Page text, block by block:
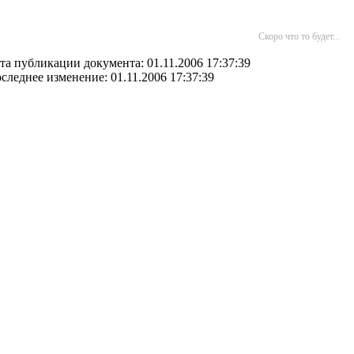
Скоро что то будет...
публикации документа: 01.11.2006 17:37:39
изменение: 01.11.2006 17:37:39